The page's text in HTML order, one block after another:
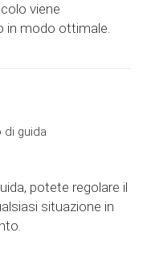
viene
in modo ottimale.
guida
potete regolare il
situazione in